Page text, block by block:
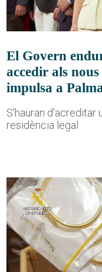
El Govern
accedir als
impulsa a
S'hauran d'acreditar
residència legal